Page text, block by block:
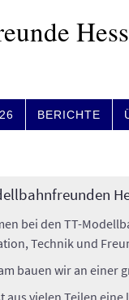
BERICHTE
bei den TT-
Technik und
bauen wir an einer
aus vielen Teilen